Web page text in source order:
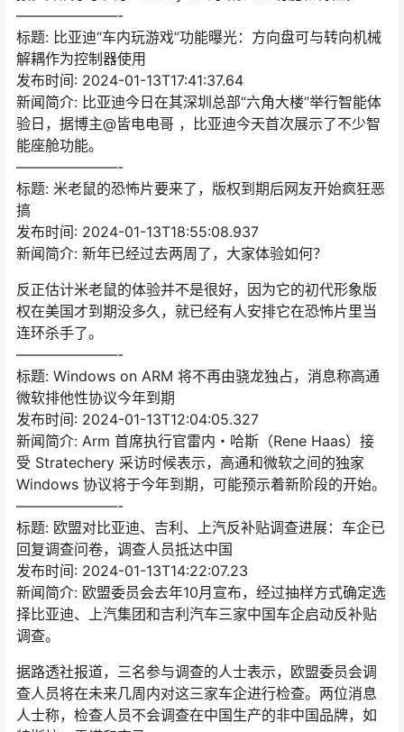
———————-
标题: 比亚迪“车内玩游戏”功能曝光：方向盘可与转向机械
解耦作为控制器使用
发布时间: 2024-01-13T17:41:37.64
新闻简介: 比亚迪今日在其深圳总部“六角大楼”举行智能体
验日，据博主@皆电电哥 ，比亚迪今天首次展示了不少智
能座舱功能。
———————-
标题: 米老鼠的恐怖片要来了，版权到期后网友开始疯狂恶
搞
发布时间: 2024-01-13T18:55:08.937
新闻简介: 新年已经过去两周了，大家体验如何？
反正估计米老鼠的体验并不是很好，因为它的初代形象版
权在美国才到期没多久，就已经有人安排它在恐怖片里当
连环杀手了。
———————-
标题: Windows on ARM 将不再由骁龙独占，消息称高通
微软排他性协议今年到期
发布时间: 2024-01-13T12:04:05.327
新闻简介: Arm 首席执行官雷内・哈斯（Rene Haas）接
受 Stratechery 采访时候表示，高通和微软之间的独家
Windows 协议将于今年到期，可能预示着新阶段的开始。
———————-
标题: 欧盟对比亚迪、吉利、上汽反补贴调查进展：车企已
回复调查问卷，调查人员抵达中国
发布时间: 2024-01-13T14:22:07.23
新闻简介: 欧盟委员会去年10月宣布，经过抽样方式确定选
择比亚迪、上汽集团和吉利汽车三家中国车企启动反补贴
调查。
据路透社报道，三名参与调查的人士表示，欧盟委员会调
查人员将在未来几周内对这三家车企进行检查。两位消息
人士称，检查人员不会调查在中国生产的非中国品牌，如